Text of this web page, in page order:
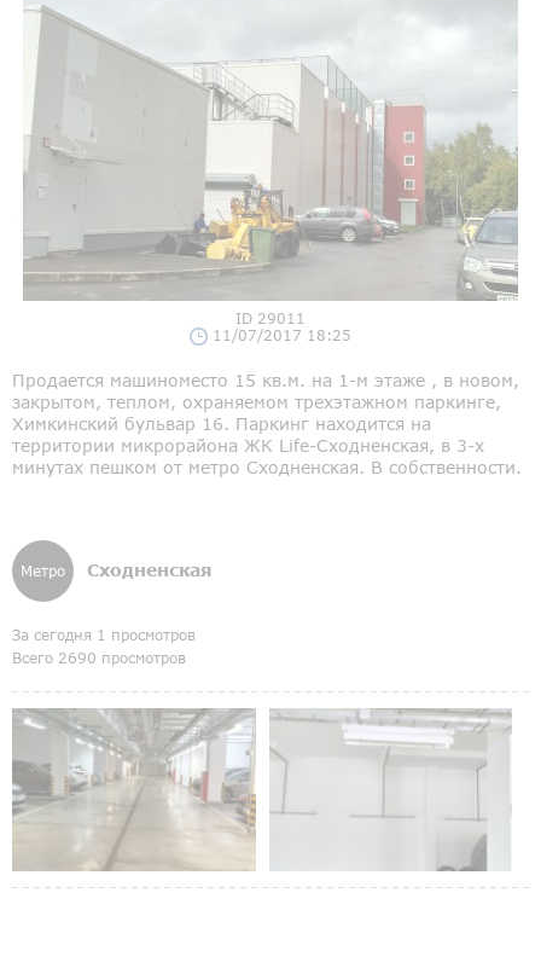
ID 29011
11/07/2017 18:25
Продается машиноместо 15 кв.м. на 1-м этаже , в новом,
закрытом, теплом, охраняемом трехэтажном паркинге,
Химкинский бульвар 16. Паркинг находится на
территории микрорайона ЖК Life-Сходненская, в 3-х
минутах пешком от метро Сходненская. В собственности.
Метро Сходненская
За сегодня 1 просмотров
Всего 2690 просмотров